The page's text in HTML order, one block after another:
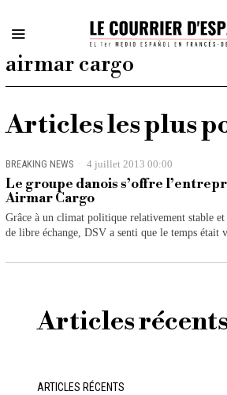
airmar cargo
Articles les plus
BREAKING NEWS 4 juillet 2013 00:00
Le groupe danois s’offre
Airmar Cargo
Grâce à un climat politique relativement stable
de libre échange, DSV a senti que le temps était
Articles
ARTICLES RÉCENTS